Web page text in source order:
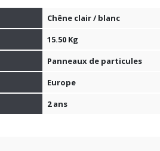
Chêne clair / blanc
15.50 Kg
Panneaux de particules
Europe
2 ans